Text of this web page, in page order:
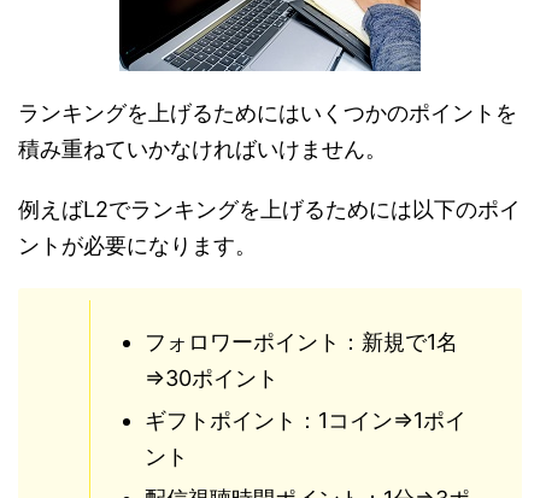
ランキングを上げるためにはいくつかのポイントを
積み重ねていかなければいけません。
例えばL2でランキングを上げるためには以下のポイ
ントが必要になります。
フォロワーポイント：新規で1名
⇒30ポイント
ギフトポイント：1コイン⇒1ポイ
ント